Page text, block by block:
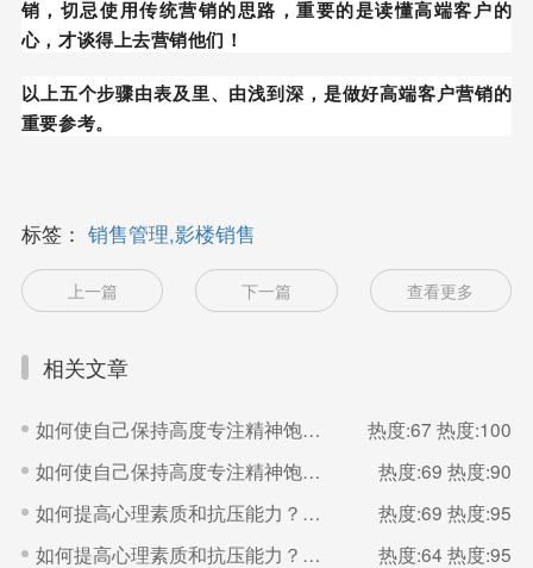
销，切忌使用传统营销的思路，重要的是读懂高端客户的
心，才谈得上去营销他们！
以上五个步骤由表及里、由浅到深，是做好高端客户营销的
重要参考。
标签： 销售管理,影楼销售
上一篇 下一篇 查看更多
相关文章
如何使自己保持高度专注精神饱满的状态？（二） 热度:67 热度:100
如何使自己保持高度专注精神饱满的状态？（一）
热度:69 热度:90
如何提高心理素质和抗压能力？（二）
热度:69 热度:95
如何提高心理素质和抗压能力？（一）
热度:64 热度:95